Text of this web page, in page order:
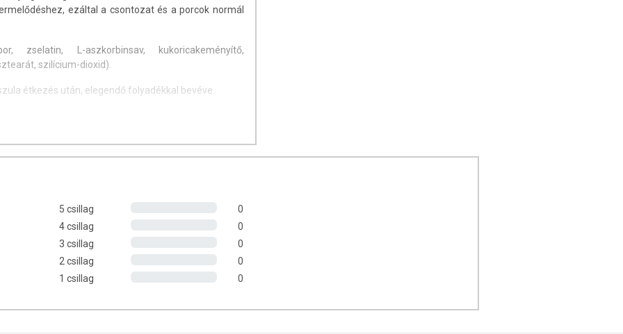
ezáltal a csontozat és a porcok normál
zselatin, L-aszkorbinsav, kukoricakeményítő,
szilícium-dioxid).
étkezés után, elegendő folyadékkal bevéve.
referenciaérték
és epekőképződésre hajlamos személyek
vérzési kockázatot véralvadást gátló gyógyszereket
konzultáljanak orvosukkal a készítmény szedése
Az étrend-kiegészítő nem helyettesíti a változatos,
életmódot. Ne haladja meg az ajánlott napi
5 csillag
0
4 csillag
0
3 csillag
0
2 csillag
0
1 csillag
0